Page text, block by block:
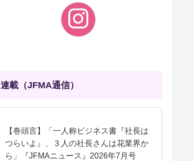
連載（JFMA通信）
【巻頭言】「一人称ビジネス書『社長は
つらいよ』、３人の社長さんは花業界か
ら」『JFMAニュース』2026年7月号